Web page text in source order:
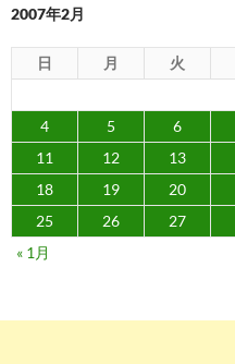
2007年2月
日 月 火
4
5 6
11
12 13
18
19 20
25
26 27
« 1月